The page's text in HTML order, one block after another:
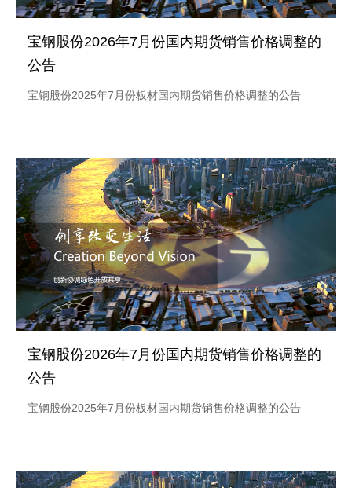
宝钢股份2026年7月份国内期货销售价格调整的
公告
宝钢股份2025年7月份板材国内期货销售价格调整的公告
宝钢股份2026年7月份国内期货销售价格调整的
公告
宝钢股份2025年7月份板材国内期货销售价格调整的公告